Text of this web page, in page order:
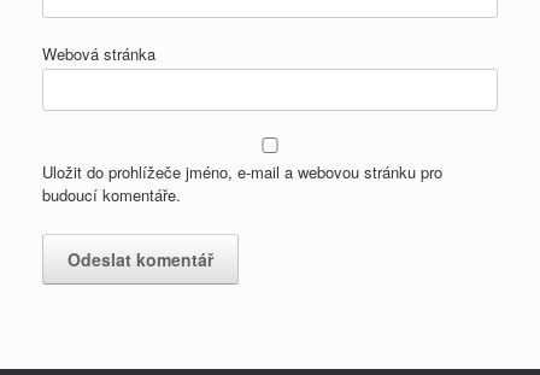
Webová stránka
Uložit do prohlížeče jméno, e-mail a webovou stránku pro
budoucí komentáře.